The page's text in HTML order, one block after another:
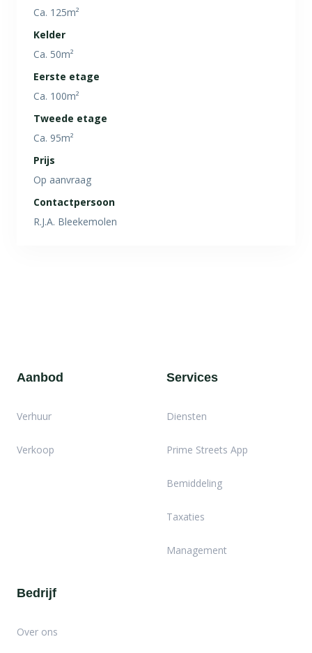
Ca. 125m²
Kelder
Ca. 50m²
Eerste etage
Ca. 100m²
Tweede etage
Ca. 95m²
Prijs
Op aanvraag
Contactpersoon
R.J.A. Bleekemolen
Aanbod
Verhuur
Verkoop
Services
Diensten
Prime Streets App
Bemiddeling
Taxaties
Management
Bedrijf
Over ons